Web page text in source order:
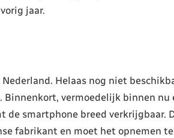
jaar.
Helaas nog niet
vermoedelijk binnen nu
de smartphone breed verkrijgbaar.
fabrikant en moet het opnemen